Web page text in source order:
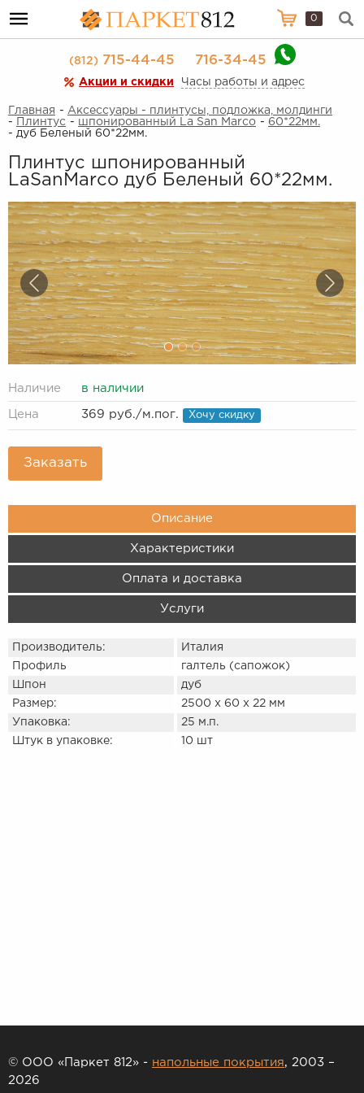
0
(812)715-44-45 716-34-45
Акции и скидки Часы работы и адрес
Главная - Аксессуары - плинтусы, подложка, молдинги
-
Плинтус - шпонированный La San Marco - 60*22мм.
- дуб Беленый 60*22мм.
Плинтус шпонированный
LaSanMarco дуб Беленый 60*22мм.
Наличие в наличии
Цена 369 руб./м.пог. Хочу скидку
Заказать
Описание
Характеристики
Оплата и доставка
Услуги
Производитель:
Италия
Профиль
галтель (сапожок)
Шпон
дуб
Размер:
2500 х 60 х 22 мм
Упаковка:
25 м.п.
Штук в упаковке:
10 шт
© ООО «Паркет 812» - напольные покрытия, 2003 –
2026